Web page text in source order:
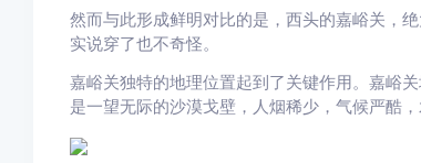
然而与此形成鲜明对比的是，西头的嘉峪关，
实说穿了也不奇怪。
嘉峪关独特的地理位置起到了关键作用。嘉峪
是一望无际的沙漠戈壁，人烟稀少，气候严酷